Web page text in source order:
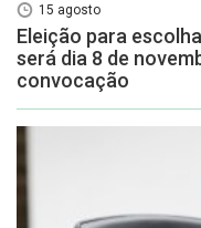
15 agosto
Eleição para
será dia 8 de
convocação